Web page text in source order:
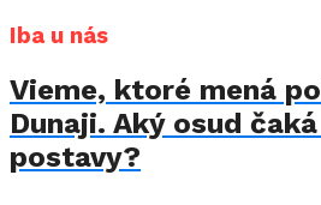
Iba u nás
Vieme, ktoré mená
Dunaji. Aký osud
postavy?